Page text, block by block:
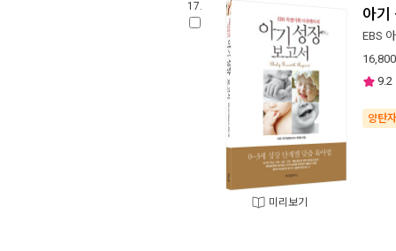
17.
미리보기
아기
EBS
16,800
9.2
양탄